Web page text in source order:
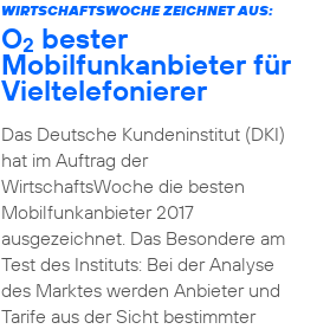
WIRTSCHAFTSWOCHE ZEICHNET AUS:
O2 bester
Mobilfunkanbieter für
Vieltelefonierer
Das Deutsche Kundeninstitut (DKI)
hat im Auftrag der
WirtschaftsWoche die besten
Mobilfunkanbieter 2017
ausgezeichnet. Das Besondere am
Test des Instituts: Bei der Analyse
des Marktes werden Anbieter und
Tarife aus der Sicht bestimmter